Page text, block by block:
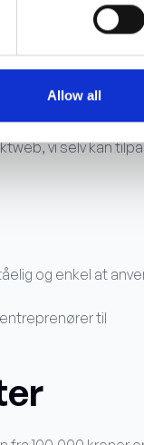
Allow all
falde på
vi selv kan
og enkel at
til